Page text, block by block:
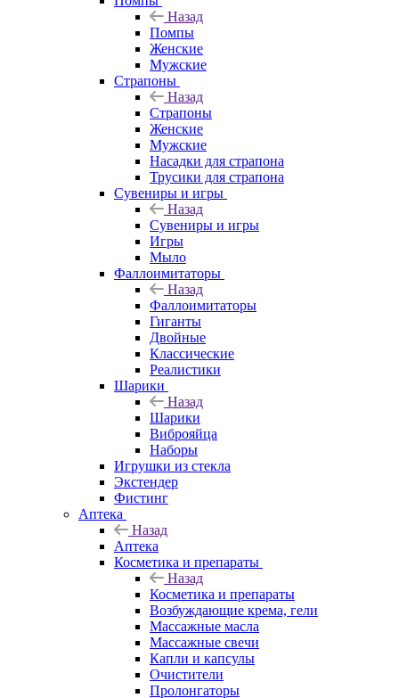
Назад
Помпы
Женские
Мужские
Страпоны
Назад
Страпоны
Женские
Мужские
Насадки для страпона
Трусики для страпона
Сувениры и игры
Назад
Сувениры и игры
Игры
Мыло
Фаллоимитаторы
Назад
Фаллоимитаторы
Гиганты
Двойные
Классические
Реалистики
Шарики
Назад
Шарики
Виброяйца
Наборы
Игрушки из стекла
Экстендер
Фистинг
Аптека
Назад
Аптека
Косметика и препараты
Назад
Косметика и препараты
Возбуждающие крема, гели
Массажные масла
Массажные свечи
Капли и капсулы
Очистители
Пролонгаторы